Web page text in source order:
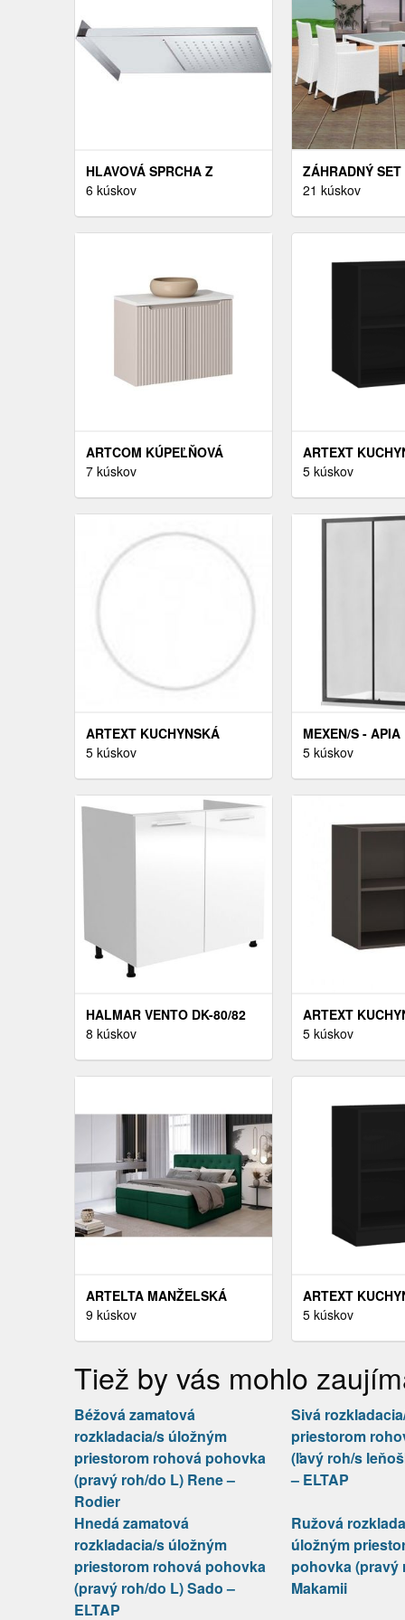
HLAVOVÁ SPRCHA Z
NEHRDZAVEJÚCEJ OCELE
6 kúskov
ZÁHRADNÝ
STOLIČKY A
21 kúskov
ARTCOM KÚPEĽŇOVÁ
SKRINKA S UMÝVADLOM A
7 kúskov
ARTEXT
SKRINKA
5 kúskov
ARTEXT KUCHYNSKÁ
SKRINKA VYSOKÁ PRE
KORPUSU: BIELA
5 kúskov
MEXEN/S - APIA
SPRCHOVACÍ
5 kúskov
HALMAR VENTO DK-80/82
DREZOVÁ KUCHYNSKÁ
8 kúskov
ARTEXT
SKRINKA HORNÁ
5 kúskov
ARTELTA MANŽELSKÁ
POSTEĽ LOREE
9 kúskov
ARTEXT
SKRINKA
KORPUSU:
5 kúskov
Tiež by vás mohlo
Béžová zamatová
rozkladacia/s úložným
priestorom rohová pohovka
(pravý roh/do L) Rene –
Rodier
Sivá
priestorom
(ľavý roh/s
– ELTAP
Hnedá zamatová
rozkladacia/s úložným
priestorom rohová pohovka
(pravý roh/do L) Sado –
ELTAP
Ružová
úložným
pohovka (pravý
Makamii